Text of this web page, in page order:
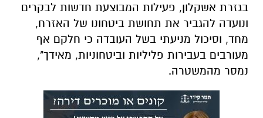
בגזרת אשקלון, פעילות המבוצעת חדשות לבקרים
ונועדה להגביר את תחושת ביטחונו של האזרח,
מחד, וסיכול מניעתי בשל העובדה כי חלקם אף
מעורבים בעבירות פליליות וביטחוניות, מאידך",
נמסר מהמשטרה.